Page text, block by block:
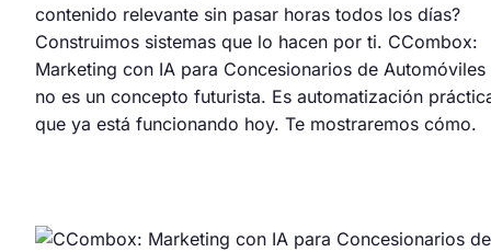
contenido relevante sin pasar horas todos los días?
Construimos sistemas que lo hacen por ti. CCombox:
Marketing con IA para Concesionarios de Automóviles
no es un concepto futurista. Es automatización
que ya está funcionando hoy. Te mostraremos cómo.